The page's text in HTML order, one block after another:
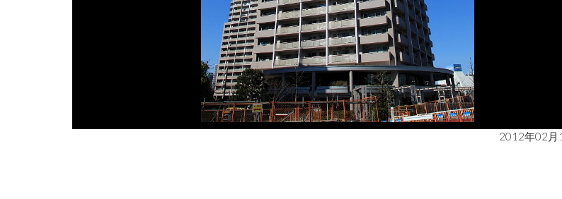
2012年02月